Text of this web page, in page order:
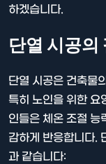
하겠습니다.
단열 시공의
단열 시공은 건축물
특히 노인을 위한 요
인들은 체온 조절 능
감하게 반응합니다.
과 같습니다: